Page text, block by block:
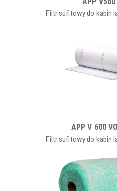
Filtr sufitowy do kabin
APP V 600
Filtr sufitowy do kabin